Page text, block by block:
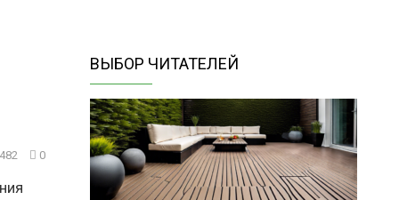
0
ВЫБОР ЧИТАТЕЛЕЙ